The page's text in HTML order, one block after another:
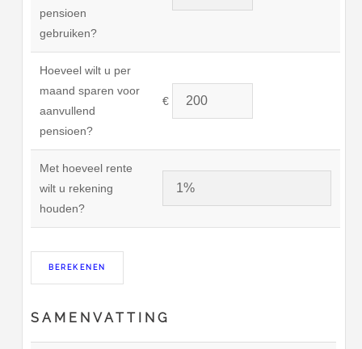
pensioen
gebruiken?
Hoeveel wilt u per
maand sparen voor
aanvullend
pensioen?
€
Met hoeveel rente
wilt u rekening
houden?
SAMENVATTING